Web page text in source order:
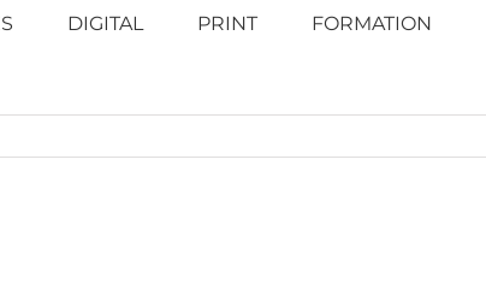
DIGITAL PRINT FORMATION